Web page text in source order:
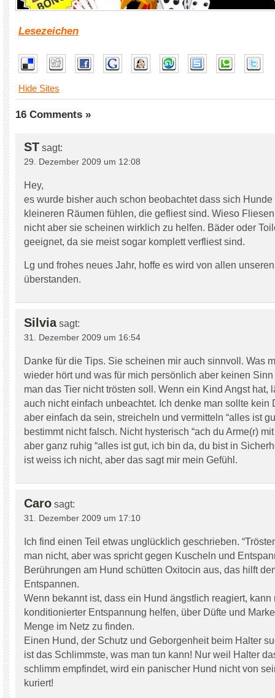
Lesezeichen
Hide Sites
16 Comments »
ST sagt:
29. Dezember 2009 um 12:08
Hey,
es wurde bisher auch schon beobachtet dass sich
kleineren Räumen fühlen, die gefliest sind. Wieso
nicht aber sie scheinen wirklich zu helfen. Bäder oder
geeignet, da sie meist sogar komplett verfliest sind.
Lg und frohes neues Jahr, hoffe es wird von allen
überstanden.
Silvia sagt:
31. Dezember 2009 um 16:54
Danke für die Tips. Sie scheinen mir auch sinnvoll. Was
wieder hört und was für mich persönlich aber keinen
man das Tier nicht trösten soll. Wenn ein Kind Angst hat,
auch nicht einfach unbeachtet. Ich denke man sollte kein
aber einfach da sein, streicheln und vermitteln “alles ist
bestimmt nicht falsch. Nicht hysterisch “ach du Arme(r)
aber ganz ruhig “alles ist gut, ich bin da, du bist in
ist weiss ich nicht, aber das sagt mir mein Gefühl.
Caro sagt:
31. Dezember 2009 um 17:10
Ich find einen Teil etwas unglücklich geschrieben.
man nicht, aber was spricht gegen Kuscheln und
Berührungen am Hund schütten Oxitocin aus, das hilft
Entspannen.
Wenn bekannt ist, dass ein Hund ängstlich reagiert, kann
konditionierter Entspannung helfen, über Düfte und
Menge im Netz zu finden.
Einen Hund, der Schutz und Geborgenheit beim Halter
ist das Schlimmste, was man tun kann! Nur weil Halter
schlimm empfindet, wird ein panischer Hund nicht von
kuriert!